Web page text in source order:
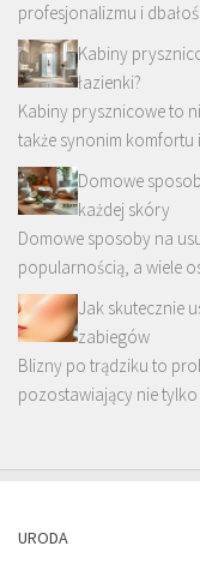
profesjonalizmu i
Kabiny
łazienki?
Kabiny prysznicowe to
także synonim
Domowe
każdej skóry
Domowe sposoby na
popularnością, a wiele
Jak skutecznie
zabiegów
Blizny po trądziku to
pozostawiający nie
URODA